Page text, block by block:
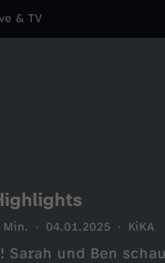
& TV
Min. 04.01.2025 KiKA
und Ben